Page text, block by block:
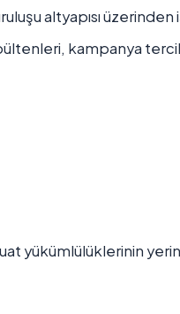
altyapısı üzerinden
kampanya
yükümlülüklerinin